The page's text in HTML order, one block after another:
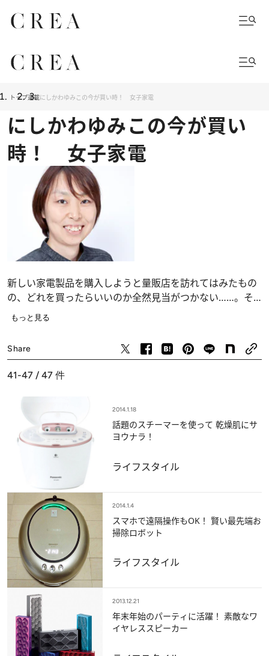
トップ連載にしかわゆみこの今が買い時！ 女子家電
にしかわゆみこの今が買い
時！ 女子家電
新しい家電製品を購入しようと量販店を訪れてはみたもの
の、どれを買ったらいいのか全然見当がつかない……。そ
んな経験はありませんか？ 総合家電アドバイザーの資格
フィットする旬のアイテムをおすすめします！
もっと見る
Share
41-47 / 47 件
2014.1.18
話題のスチーマーを使って 乾燥肌にサ
ヨウナラ！
ライフスタイル
2014.1.4
スマホで遠隔操作もOK！ 賢い最先端お
掃除ロボット
ライフスタイル
2013.12.21
年末年始のパーティに活躍！ 素敵なワ
イヤレススピーカー